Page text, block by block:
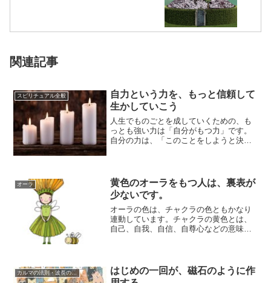
関連記事
スピリチュアル全般
自力という力を、もっと信頼して
生かしていこう
人生でものごとを成していくための、も
っとも強い力は「自分がもつ力」です。
自分の力は、「このことをしようと決め
オーラ
黄色のオーラをもつ人は、裏表が
少ないです。
オーラの色は、チャクラの色ともかなり
連動しています。チャクラの黄色とは、
自己、自我、自信、自尊心などの意味が
カルマの法則・波長の法則
はじめの一回が、磁石のように作